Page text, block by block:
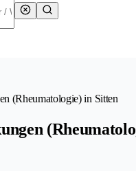
(Rheumatologie) in Sitten